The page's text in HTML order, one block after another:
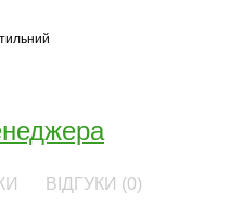
ВІДГУКИ (0)